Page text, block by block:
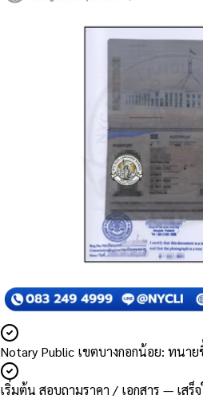
Notary Public เขตบางกอกน้อย: ทนา
เริ่มต้น สอบถามราคา / เอกสาร — เสร็